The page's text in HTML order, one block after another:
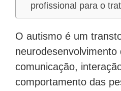
profissional para o
O autismo é um
neurodesenvolvimento
comunicação,
comportamento das